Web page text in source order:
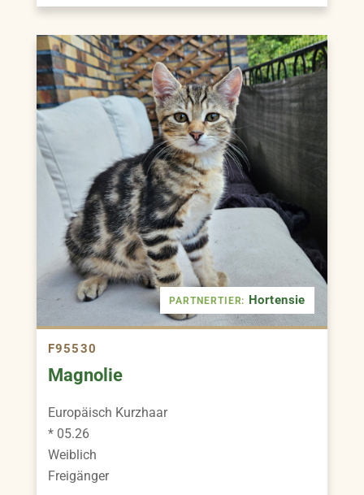
PARTNERTIER: Hortensie
F95530
Magnolie
Europäisch Kurzhaar
* 05.26
Weiblich
Freigänger